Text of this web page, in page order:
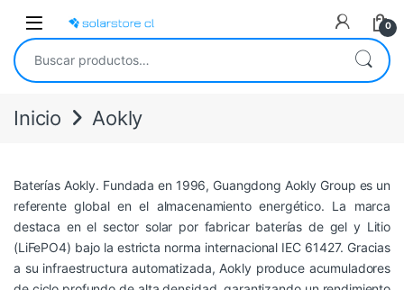
Open 0
Buscar por:
Inicio Aokly
Baterías Aokly. Fundada en 1996, Guangdong Aokly Group es un
referente global en el almacenamiento energético. La marca
destaca en el sector solar por fabricar baterías de gel y Litio
(LiFePO4) bajo la estricta norma internacional IEC 61427. Gracias
a su infraestructura automatizada, Aokly produce acumuladores